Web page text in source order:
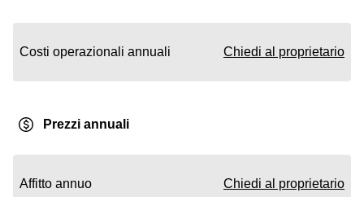
Costi operazionali annuali Chiedi al proprietario
Prezzi annuali
Affitto annuo Chiedi al proprietario